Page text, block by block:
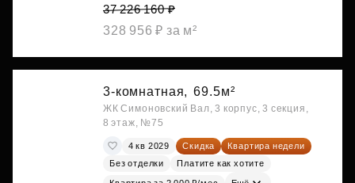
37 226 160 ₽
328 956 ₽ за м²
3-комнатная, 69.5м²
ЖК Симоновский Вал, 3 корпус, 3 секция,
8 этаж, №75
4 кв 2029 Скидка
Квартира недели
Без отделки
Платите как хотите